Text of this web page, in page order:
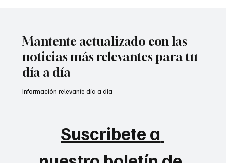
Mantente actualizado con las
noticias más relevantes para tu
día a día
Suscribete a